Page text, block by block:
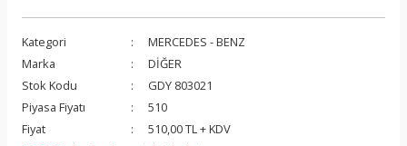
Kategori
MERCEDES - BENZ
Marka
DİĞER
Stok Kodu
GDY 803021
Piyasa Fiyatı
510
Fiyat
510,00 TL + KDV